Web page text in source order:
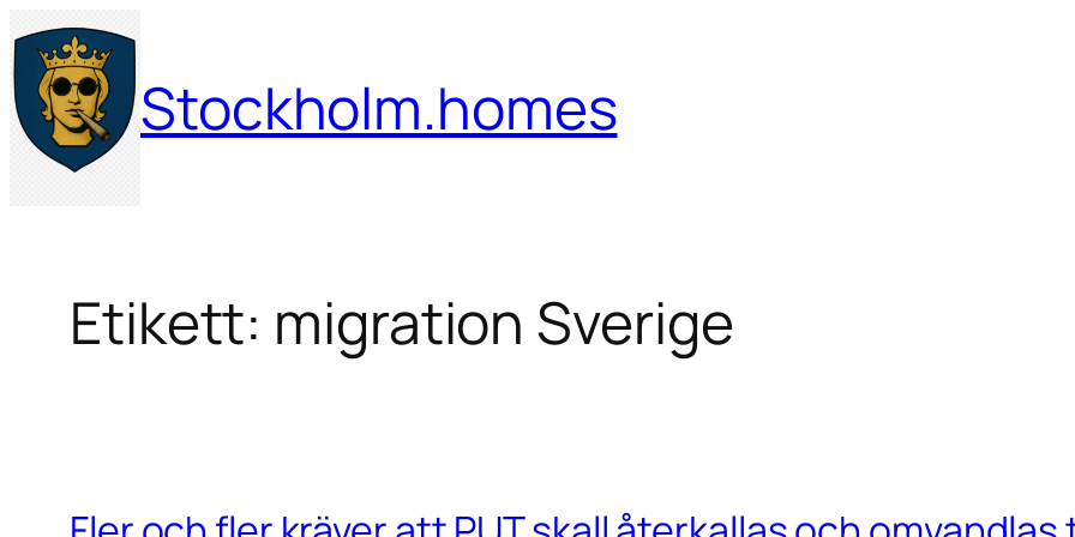
Hoppa
till
innehåll
Stockholm.homes
Etikett: migration Sverige